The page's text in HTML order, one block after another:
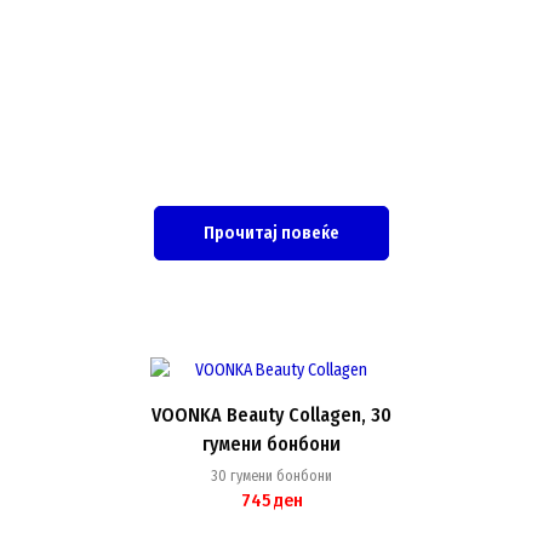
Прочитај повеќе
VOONKA Beauty Collagen, 30
гумени бонбони
30 гумени бонбони
745ден